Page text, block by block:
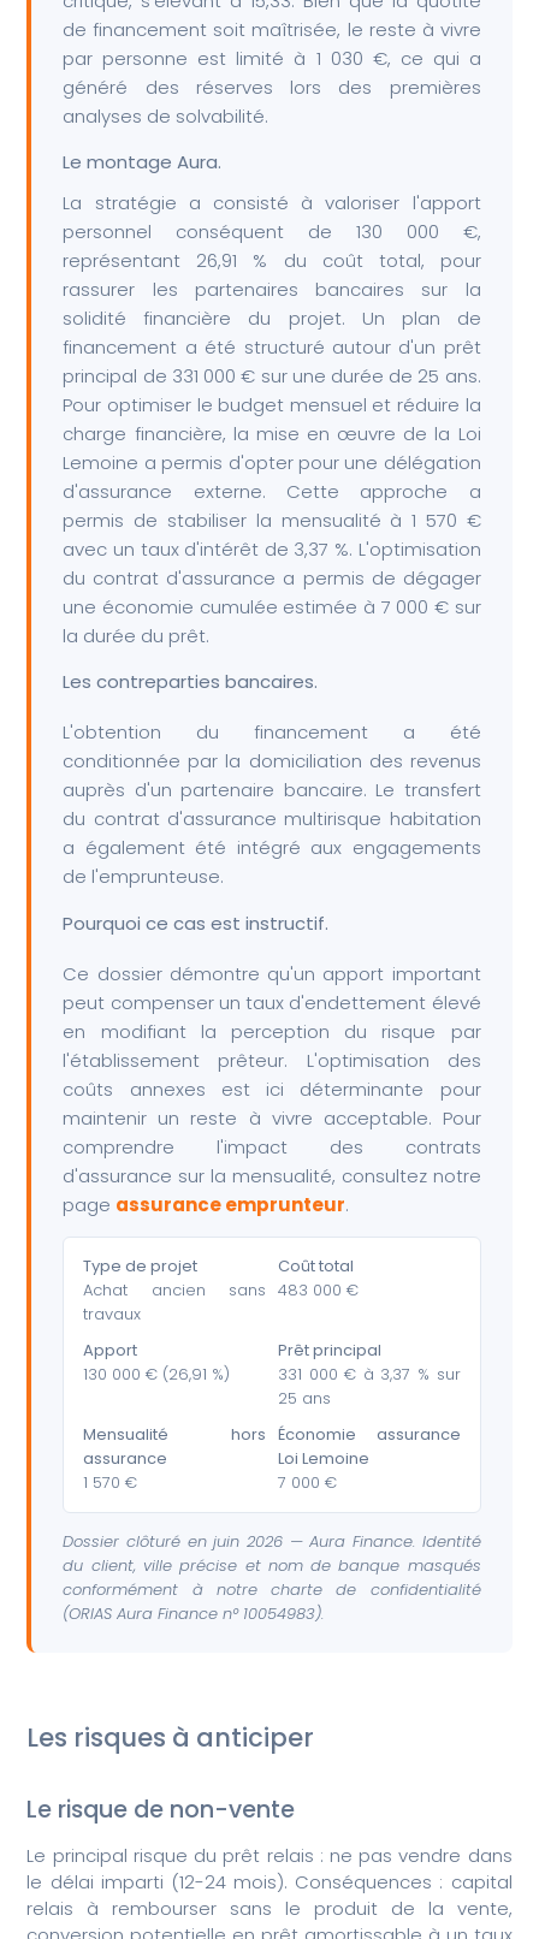
de financement soit maîtrisée, le reste à vivre
par personne est limité à 1 030 €, ce qui a
généré des réserves lors des premières
analyses de solvabilité.
Le montage Aura.
La stratégie a consisté à valoriser l'apport
personnel conséquent de 130 000 €,
représentant 26,91 % du coût total, pour
rassurer les partenaires bancaires sur la
solidité financière du projet. Un plan de
financement a été structuré autour d'un prêt
principal de 331 000 € sur une durée de 25 ans.
Pour optimiser le budget mensuel et réduire la
charge financière, la mise en œuvre de la Loi
Lemoine a permis d'opter pour une délégation
d'assurance externe. Cette approche a
permis de stabiliser la mensualité à 1 570 €
avec un taux d'intérêt de 3,37 %. L'optimisation
du contrat d'assurance a permis de dégager
une économie cumulée estimée à 7 000 € sur
la durée du prêt.
Les contreparties bancaires.
L'obtention du financement a été
conditionnée par la domiciliation des revenus
auprès d'un partenaire bancaire. Le transfert
du contrat d'assurance multirisque habitation
a également été intégré aux engagements
de l'emprunteuse.
Pourquoi ce cas est instructif.
Ce dossier démontre qu'un apport important
peut compenser un taux d'endettement élevé
en modifiant la perception du risque par
l'établissement prêteur. L'optimisation des
coûts annexes est ici déterminante pour
maintenir un reste à vivre acceptable. Pour
comprendre l'impact des contrats
d'assurance sur la mensualité, consultez notre
page assurance emprunteur.
Type de projet
Achat ancien sans
travaux
Coût total
483 000 €
Apport
130 000 € (26,91 %)
Prêt principal
331 000 € à 3,37 % sur
25 ans
Mensualité hors
assurance
1 570 €
Économie assurance
Loi Lemoine
7 000 €
Dossier clôturé en juin 2026 — Aura Finance. Identité
du client, ville précise et nom de banque masqués
conformément à notre charte de confidentialité
(ORIAS Aura Finance n° 10054983).
Les risques à anticiper
Le risque de non-vente
Le principal risque du prêt relais : ne pas vendre dans
le délai imparti (12-24 mois). Conséquences : capital
relais à rembourser sans le produit de la vente,